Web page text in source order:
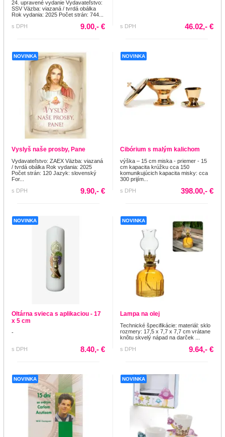
24. upravené vydanie Vydavateľstvo:
SSV Väzba: viazaná / tvrdá obálka
Rok vydania: 2025 Počet strán: 744...
s DPH
9.00,- € s DPH 46.02,- €
NOVINKA
Vyslyš naše prosby, Pane
Vydavateľstvo: ZAEX Väzba: viazaná
/ tvrdá obálka Rok vydania: 2025
Počet strán: 120 Jazyk: slovenský
For...
s DPH
9.90,- €
NOVINKA
Cibórium s malým kalichom
výška – 15 cm miska - priemer - 15
cm kapacita krúžku cca 150
komunikujúcich kapacita misky: cca
300 prijím...
s DPH
398.00,- €
NOVINKA
Oltárna svieca s aplikaciou - 17
x 5 cm
-
s DPH 8.40,- €
NOVINKA
Lampa na olej
Technické špecifikácie: materiál: sklo
rozmery: 17,5 x 7,7 x 7,7 cm vrátane
knôtu skvelý nápad na darček ...
s DPH
9.64,- €
NOVINKA NOVINKA